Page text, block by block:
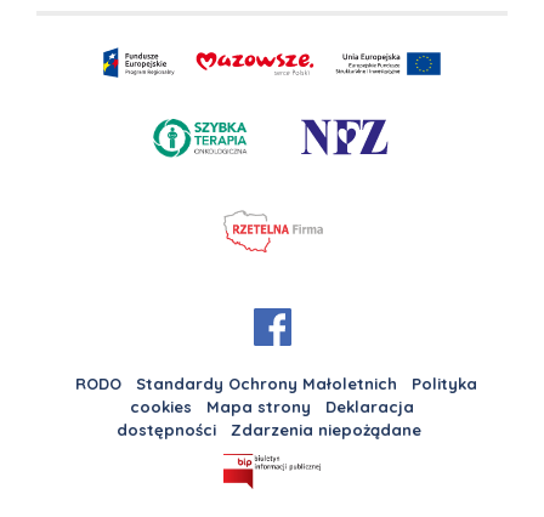
RODO Standardy Ochrony Małoletnich
Polityka
cookies
Mapa strony
Deklaracja
dostępności
Zdarzenia niepożądane